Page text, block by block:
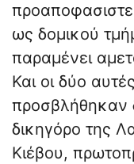
ως δομικού
παραμένει
Και οι δύο
προσβλήθηκαν
δικηγόρο της
Κιέβου,